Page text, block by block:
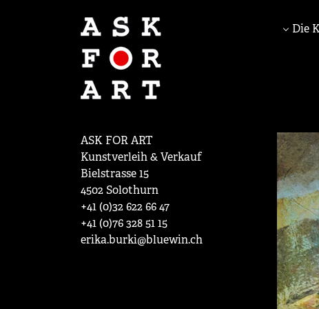
Die
ASK FOR ART
Kunstverleih & Verkauf
Bielstrasse 15
4502 Solothurn
+41 (0)32 622 66 47
+41 (0)76 328 51 15
erika.burki@bluewin.ch